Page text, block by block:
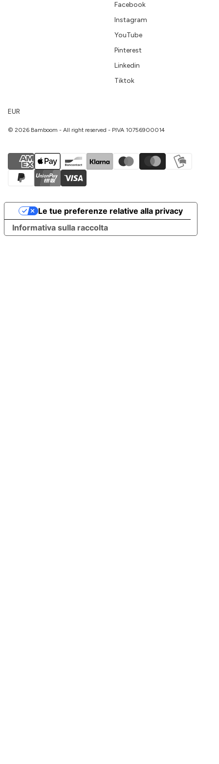
Facebook
Instagram
YouTube
Pinterest
Linkedin
Tiktok
EUR
© 2026 Bamboom - All right reserved - PIVA 10756900014
Informativa sulla raccolta
Le tue preferenze relative alla privacy